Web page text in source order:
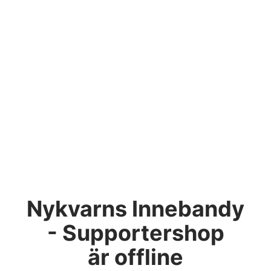
Nykvarns Innebandy
- Supportershop
är offline